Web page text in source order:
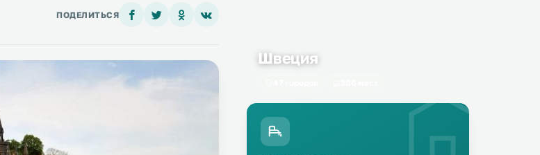
ПОДЕЛИТЬСЯ
Швеция